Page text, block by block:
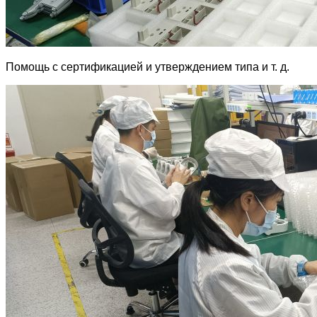
Помощь с сертификацией и утверждением типа и т. д.